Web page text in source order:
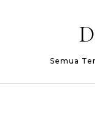
Semua